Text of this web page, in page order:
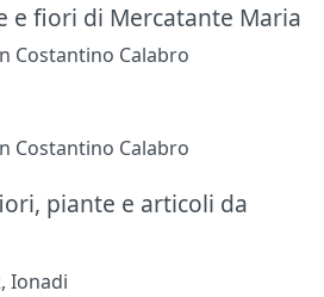
e fiori di Mercatante Maria
Costantino Calabro
Costantino Calabro
piante e articoli da
Ionadi